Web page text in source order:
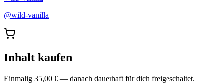
@wild-vanilla
Inhalt kaufen
Einmalig 35,00 € — danach dauerhaft für dich freigeschaltet.